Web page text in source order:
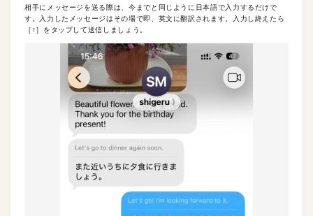
相手にメッセージを送る際は、今までと同じように日本語で入力するだけで
す。入力したメッセージはその場で即、英文に翻訳されます。入力し終えたら
［↑］をタップして送信しましょう。